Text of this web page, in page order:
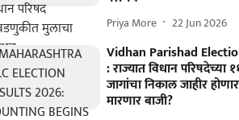
Priya More 22 Jun 2026
Vidhan Parishad
: राज्यात विधान परिषदेच्या
जागांचा निकाल जाहीर
मारणार बाजी?